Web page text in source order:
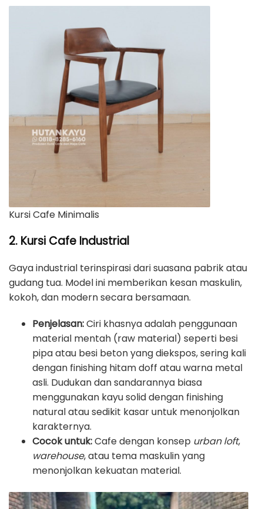
Kursi Cafe Minimalis
2. Kursi Cafe Industrial
Gaya industrial terinspirasi dari suasana pabrik atau
gudang tua. Model ini memberikan kesan maskulin,
kokoh, dan modern secara bersamaan.
Penjelasan:Ciri khasnya adalah penggunaan
material mentah (raw material) seperti besi
pipa atau besi beton yang diekspos, sering kali
dengan finishing hitam doff atau warna metal
asli. Dudukan dan sandarannya biasa
menggunakan kayu solid dengan finishing
natural atau sedikit kasar untuk menonjolkan
karakternya.
Cocok untuk:Cafe dengan konsep urban loft,
warehouse, atau tema maskulin yang
menonjolkan kekuatan material.